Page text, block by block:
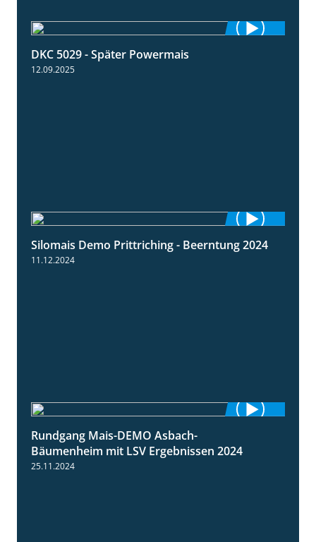
DKC 5029 - Später Powermais
12.09.2025
12:28
Silomais Demo Prittriching - Beerntung 2024
11.12.2024
Rundgang Mais-DEMO Asbach-
Bäumenheim mit LSV Ergebnissen 2024
25.11.2024